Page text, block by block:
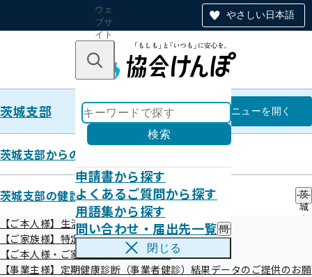
やさしい日本語
ウェ
ブサ
イト
のナ
ン
キーワードで探す
検索
申請書から探す
よくあるご質問から探す
用語集から探す
問い合わせ・届出先一覧 問
い
わ
閉じる
茨城支部 茨城支部
メニューを開く
茨城支部からのお知らせ
茨城支部の健診・保健指導のご案内
茨
城
診
【ご本人様】生活習慣病予防健診
【ご家族様】特定健診
【ご本人様・ご家族様】特定保健指導
【事業主様】定期健康診断（事業者健診）結果データのご提供のお願
個別健診
【ご家族様】特定健診実施機関
今年度（令和8年度）、河内町での実施機関はありませ